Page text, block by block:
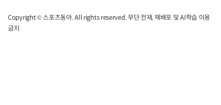
Copyright © 스포츠동아. All rights reserved. 무단 전재, 재배포 및 AI학습 이용
금지